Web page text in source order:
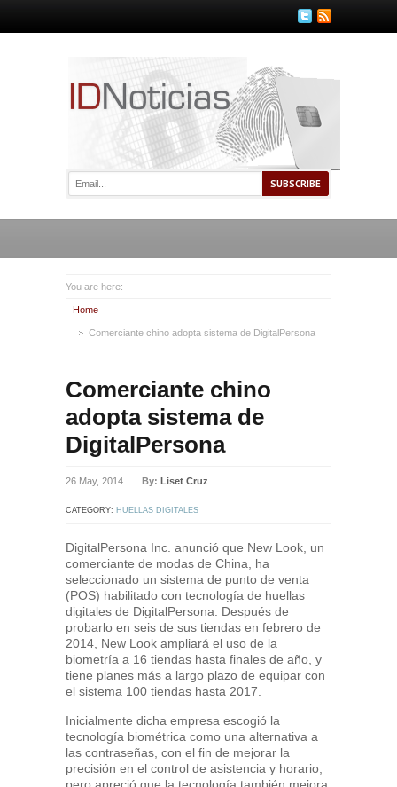
You are here:
Home
Comerciante chino adopta sistema de DigitalPersona
Comerciante chino
adopta sistema de
DigitalPersona
26 May, 2014 By: Liset Cruz
CATEGORY: HUELLAS DIGITALES
DigitalPersona Inc. anunció que New Look, un
comerciante de modas de China, ha
seleccionado un sistema de punto de venta
(POS) habilitado con tecnología de huellas
digitales de DigitalPersona. Después de
probarlo en seis de sus tiendas en febrero de
2014, New Look ampliará el uso de la
biometría a 16 tiendas hasta finales de año, y
tiene planes más a largo plazo de equipar con
el sistema 100 tiendas hasta 2017.
Inicialmente dicha empresa escogió la
tecnología biométrica como una alternativa a
las contraseñas, con el fin de mejorar la
precisión en el control de asistencia y horario,